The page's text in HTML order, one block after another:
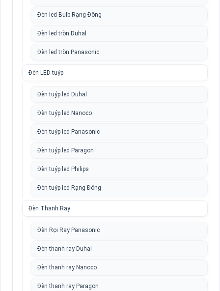
Đèn led Bulb Rạng Đông
Đèn led tròn Duhal
Đèn led tròn Panasonic
Đèn LED tuýp
Đèn tuýp led Duhal
Đèn tuýp led Nanoco
Đèn tuýp led Panasonic
Đèn tuýp led Paragon
Đèn tuýp led Philips
Đèn tuýp led Rạng Đông
Đèn Thanh Ray
Đèn Rọi Ray Panasonic
Đèn thanh ray Duhal
Đèn thanh ray Nanoco
Đèn thanh ray Paragon